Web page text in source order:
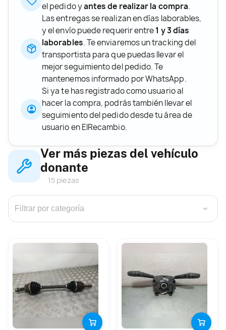
el pedido yantes de realizar la compra.
Las entregas se realizan en días laborables,
y el envío puede requerir entre1 y 3 días
laborables. Te enviaremos un tracking del
transportista para que puedas llevar el
mejor seguimiento del pedido. Te
mantenemos informado por WhatsApp.
Si ya te has registrado como usuario al
hacer la compra, podrás también llevar el
seguimiento del pedido desde tu área de
usuario en ElRecambio.
Ver más piezas del vehículo
donante
15 piezas
›